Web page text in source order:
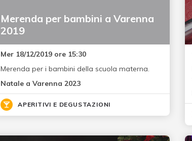
Merenda per bambini a Varenna
2019
Mer 18/12/2019 ore 15:30
Merenda per i bambini della scuola materna.
Natale a Varenna 2023
APERITIVI E DEGUSTAZIONI